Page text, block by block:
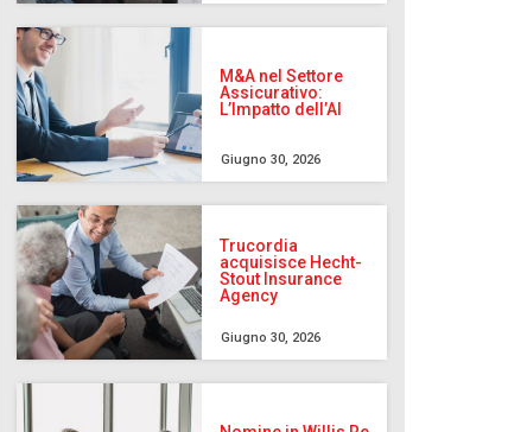
M&A nel Settore
Assicurativo:
L’Impatto dell’AI
Giugno 30, 2026
Trucordia
acquisisce Hecht-
Stout Insurance
Agency
Giugno 30, 2026